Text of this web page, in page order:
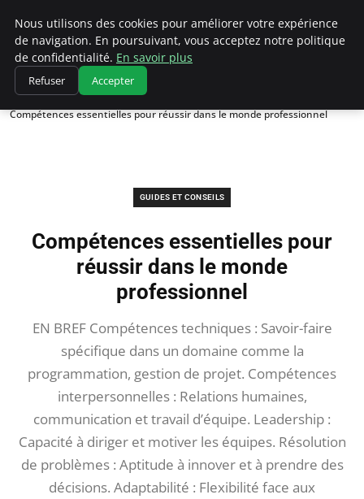
Chasseur De Tête
Accueil
Guides et Conseils
Compétences essentielles pour réussir dans le monde professionnel
GUIDES ET CONSEILS
Compétences essentielles pour
réussir dans le monde
professionnel
EN BREF Compétences techniques : Savoir-faire
spécifique dans un domaine comme la
programmation, gestion de projet. Compétences
interpersonnelles : Relations humaines,
communication et travail d’équipe. Leadership :
Capacité à diriger et motiver les équipes. Résolution
de problèmes : Aptitude à innover et à prendre des
décisions. Adaptabilité : Flexibilité face aux
Nous utilisons des cookies pour améliorer votre expérience
de navigation. En poursuivant, vous acceptez notre politique
de confidentialité. En savoir plus
Refuser Accepter